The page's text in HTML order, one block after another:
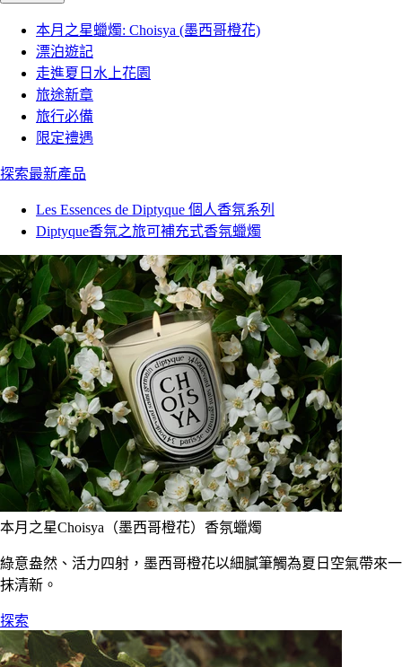
本月之星蠟燭: Choisya (墨西哥橙花)
漂泊遊記
走進夏日水上花園
旅途新章
旅行必備
限定禮遇
探索最新產品
Les Essences de Diptyque 個人香氛系列
Diptyque香氛之旅可補充式香氛蠟燭
本月之星Choisya（墨西哥橙花）香氛蠟燭
綠意盎然、活力四射，墨西哥橙花以細膩筆觸為夏日空氣帶來一
抹清新。
探索